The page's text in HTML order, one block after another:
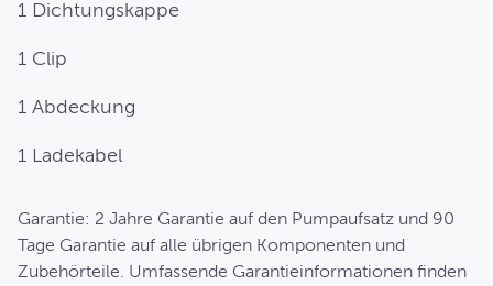
1 Dichtungskappe
1 Clip
1 Abdeckung
1 Ladekabel
Garantie: 2 Jahre Garantie auf den Pumpaufsatz und 90
Tage Garantie auf alle übrigen Komponenten und
Zubehörteile. Umfassende Garantieinformationen finden